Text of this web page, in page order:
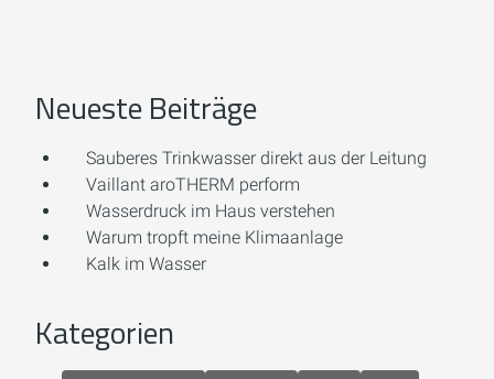
Neueste Beiträge
Sauberes Trinkwasser direkt aus der Leitung
Vaillant aroTHERM perform
Wasserdruck im Haus verstehen
Warum tropft meine Klimaanlage
Kalk im Wasser
Kategorien